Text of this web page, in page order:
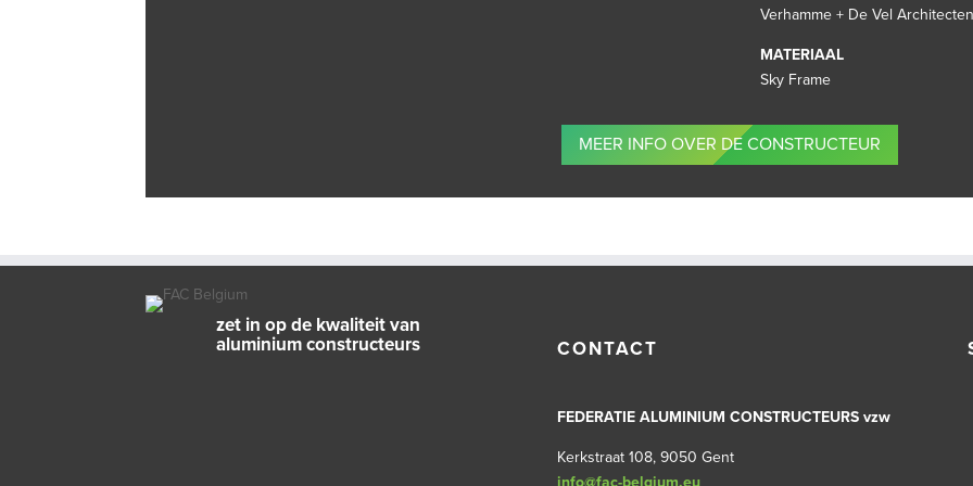
Verhamme + De Vel
MATERIAAL
Sky Frame
MEER INFO OVER DE CONSTRUCTEUR
zet in op de kwaliteit van
aluminium constructeurs
CONTACT
FEDERATIE ALUMINIUM CONSTRUCTEURS vzw
Kerkstraat 108, 9050 Gent